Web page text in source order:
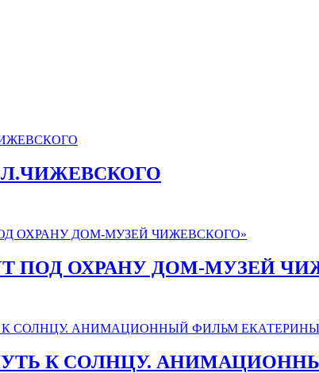
ПОД ОХРАНУ ДОМ-МУЗЕЙ
К СОЛНЦУ.